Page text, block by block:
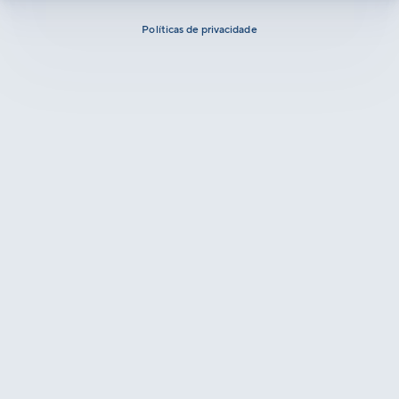
Políticas de privacidade